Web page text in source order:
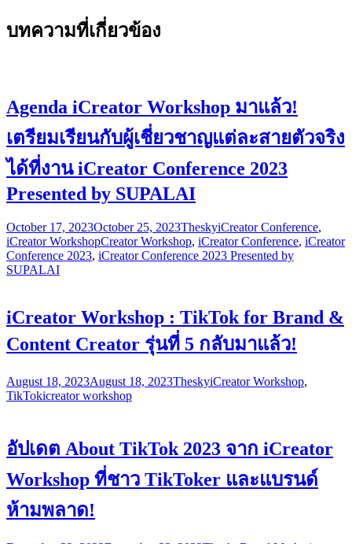
บทความที่เกี่ยวข้อง
Agenda iCreator Workshop มาแล้ว!
เตรียมเรียนกับผู้เชี่ยวชาญแต่ละสายตัวจริง
ได้ที่งาน iCreator Conference 2023
Presented by SUPALAI
October 17, 2023October 25, 2023TheskyiCreator Conference,
iCreator WorkshopCreator Workshop, iCreator Conference, iCreator
Conference 2023, iCreator Conference 2023 Presented by
SUPALAI
iCreator Workshop : TikTok for Brand &
Content Creator รุ่นที่ 5 กลับมาแล้ว!
August 18, 2023August 18, 2023TheskyiCreator Workshop,
TikTokicreator workshop
อัปเดต About TikTok 2023 จาก iCreator
Workshop ที่ชาว TikToker และแบรนด์
ห้ามพลาด!